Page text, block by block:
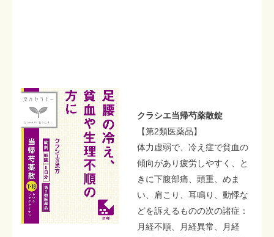
クラシエ当帰芍薬散錠
【第2類医薬品】
体力虚弱で、冷え症で貧血の
傾向があり疲労しやすく、と
きに下腹部痛、頭重、めま
い、肩こり、耳鳴り、動悸な
どを訴えるものの次の諸症：
月経不順、月経異常、月経